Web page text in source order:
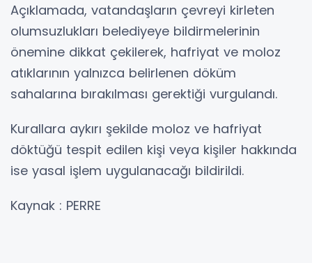
Açıklamada, vatandaşların çevreyi kirleten
olumsuzlukları belediyeye bildirmelerinin
önemine dikkat çekilerek, hafriyat ve moloz
atıklarının yalnızca belirlenen döküm
sahalarına bırakılması gerektiği vurgulandı.
Kurallara aykırı şekilde moloz ve hafriyat
döktüğü tespit edilen kişi veya kişiler hakkında
ise yasal işlem uygulanacağı bildirildi.
Kaynak : PERRE